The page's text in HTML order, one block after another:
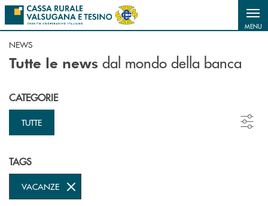
Salta al contenuto principale
MENU
NEWS
Tutte le news dal mondo della banca
CATEGORIE
TUTTE
TAGS
VACANZE